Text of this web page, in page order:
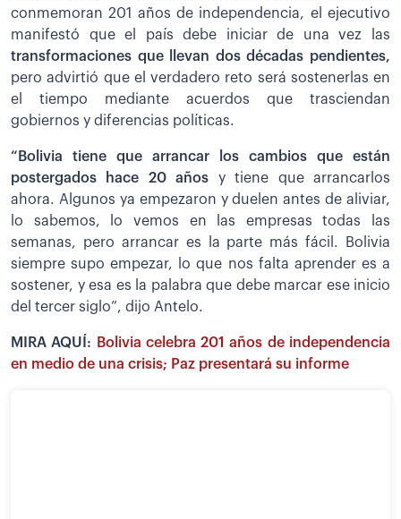
conmemoran 201 años de independencia, el ejecutivo
manifestó que el país debe iniciar de una vez las
transformaciones que llevan dos décadas pendientes,
pero advirtió que el verdadero reto será sostenerlas en
el tiempo mediante acuerdos que trasciendan
gobiernos y diferencias políticas.
“Bolivia tiene que arrancar los cambios que están
postergados hace 20 años y tiene que arrancarlos
ahora. Algunos ya empezaron y duelen antes de aliviar,
lo sabemos, lo vemos en las empresas todas las
semanas, pero arrancar es la parte más fácil. Bolivia
siempre supo empezar, lo que nos falta aprender es a
sostener, y esa es la palabra que debe marcar ese inicio
del tercer siglo”, dijo Antelo.
MIRA AQUÍ:
Bolivia celebra 201 años de independencia
en medio de una crisis; Paz presentará su informe